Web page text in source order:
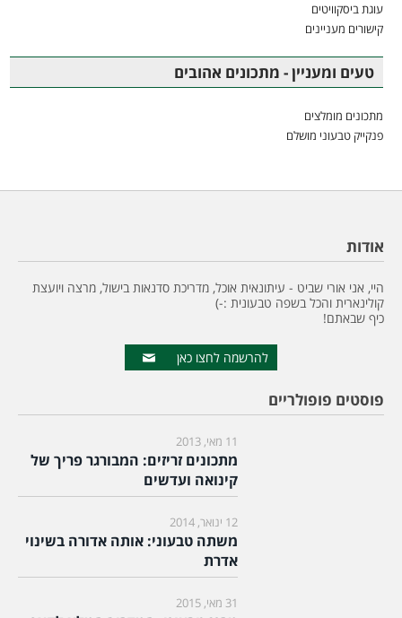
עוגת ביסקוויטים
קישורים מעניינים
טעים ומעניין - מתכונים אהובים
מתכונים מומלצים
פנקייק טבעוני מושלם
אודות
היי, אני אורי שביט - עיתונאית אוכל, מדריכת סדנאות בישול, מרצה ויועצת
קולינארית והכל בשפה טבעונית :-)
כיף שבאתם!
להרשמה לחצו כאן
פוסטים פופולריים
11 מאי, 2013
מתכונים זריזים: המבורגר פריך של
קינואה ועדשים
12 ינואר, 2014
משתה טבעוני: אותה אדורה בשינוי
אדרת
31 מאי, 2015